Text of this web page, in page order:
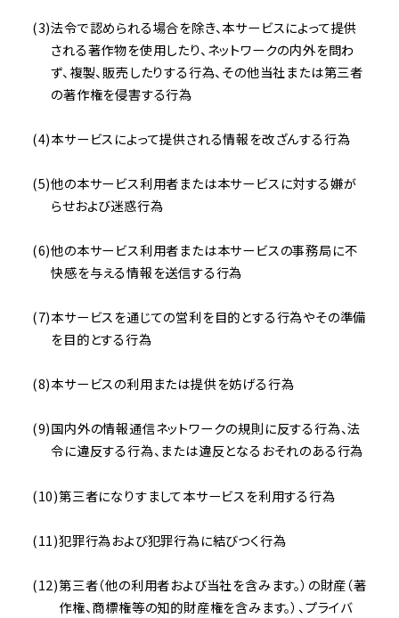
法令で認められる場合を除き、本サービスによって提供
される著作物を使用したり、ネットワークの内外を問わ
ず、複製、販売したりする行為、その他当社または第三者
の著作権を侵害する行為
本サービスによって提供される情報を改ざんする行為
他の本サービス利用者または本サービスに対する嫌が
らせおよび迷惑行為
他の本サービス利用者または本サービスの事務局に不
快感を与える情報を送信する行為
本サービスを通じての営利を目的とする行為やその準備
を目的とする行為
本サービスの利用または提供を妨げる行為
国内外の情報通信ネットワークの規則に反する行為、法
令に違反する行為、または違反となるおそれのある行為
第三者になりすまして本サービスを利用する行為
犯罪行為および犯罪行為に結びつく行為
第三者（他の利用者および当社を含みます。）の財産（著
作権、商標権等の知的財産権を含みます。）、プライバ